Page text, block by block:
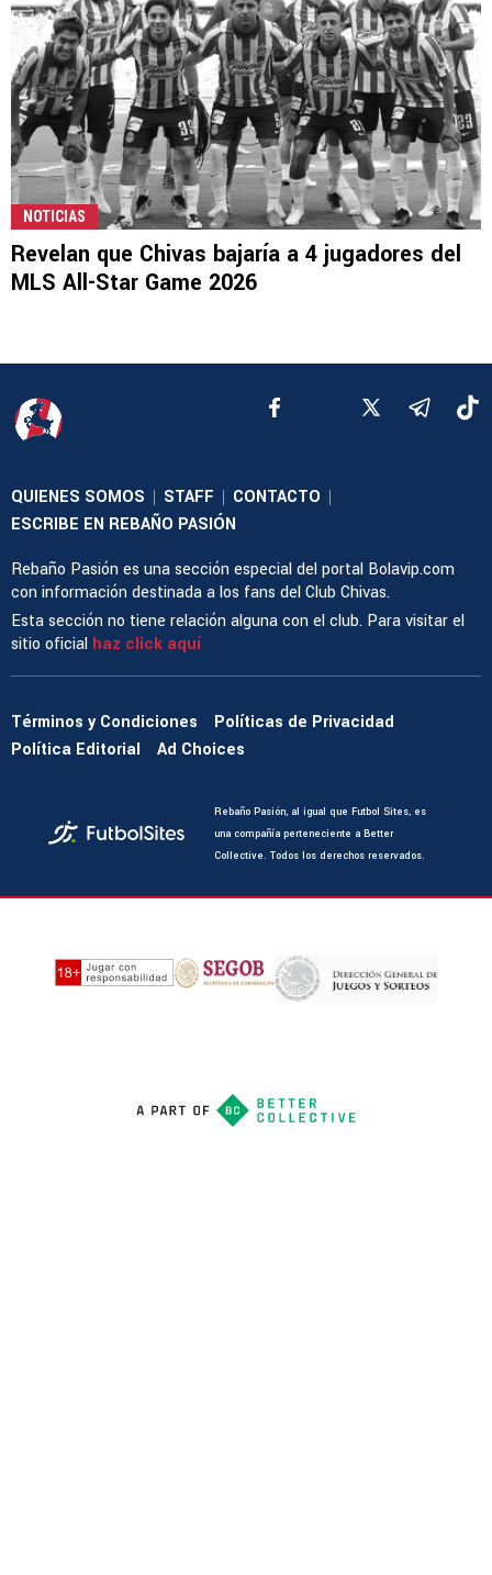
NOTICIAS
Revelan que Chivas bajaría a 4 jugadores del
MLS All-Star Game 2026
QUIENES SOMOS | STAFF | CONTACTO |
ESCRIBE EN REBAÑO PASIÓN
Rebaño Pasión es una sección especial del portal Bolavip.com
con información destinada a los fans del Club Chivas.
Esta sección no tiene relación alguna con el club. Para visitar el
sitio oficial haz click aquí
Términos y Condiciones
Políticas de Privacidad
Política Editorial
Ad Choices
Rebaño Pasión, al igual que Futbol Sites, es
una compañía perteneciente a Better
Collective. Todos los derechos reservados.